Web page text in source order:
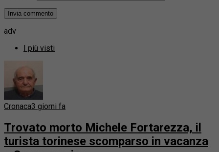
adv
I più visti
Cronaca3 giorni fa
Trovato morto Michele Fortarezza, il
turista torinese scomparso in vacanza